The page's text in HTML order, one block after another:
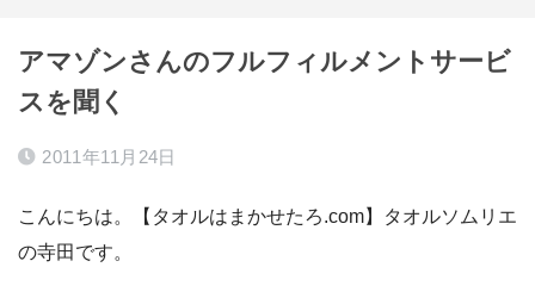
アマゾンさんのフルフィルメントサービ
スを聞く
2011年11月24日
こんにちは。【タオルはまかせたろ.com】タオルソムリエ
の寺田です。